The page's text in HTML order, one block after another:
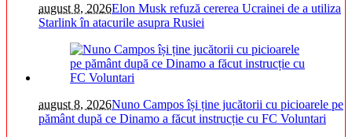
august 8, 2026Elon Musk refuză cererea Ucrainei de a utiliza
Starlink în atacurile asupra Rusiei
august 8, 2026Nuno Campos își ține jucătorii cu picioarele pe
pământ după ce Dinamo a făcut instrucție cu FC Voluntari